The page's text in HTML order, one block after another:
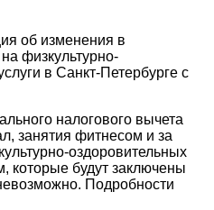
об изменения в
физкультурно-
в Санкт-Петербурге с
налогового вычета
занятия фитнесом и за
оздоровительных
которые будут заключены
Подробности